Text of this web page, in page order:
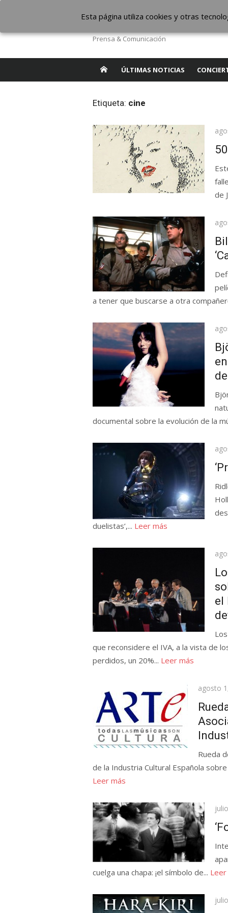
contenido
The Borderline
Prensa & Comunicación
ÚLTIMAS NOTICIAS
Etiqueta: cine
de
a tener que buscarse a otra
documental sobre la evolución de la
el
duelistas’,... Leer más
el
que reconsidere el IVA, a la vista de
perdidos, un 20%... Leer más
agosto
Rueda
de la Industria Cultural Española
Leer más
el
cuelga una chapa: ¡el símbolo de...
Esta página utiliza cookies y otras